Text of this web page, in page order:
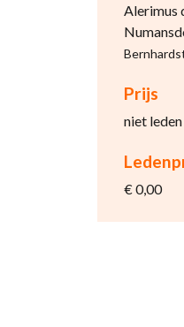
Alerimus
Prijs
niet
€ 0,00